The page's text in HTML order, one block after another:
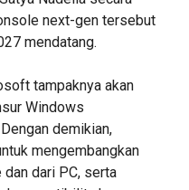
next-gen tersebut
mendatang.
tampaknya akan
Windows
demikian,
mengembangkan
dari PC, serta